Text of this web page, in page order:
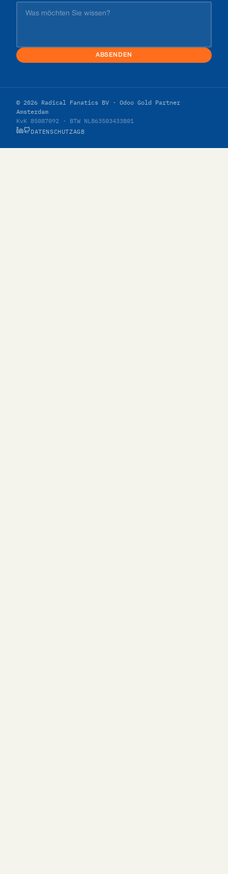
ABSENDEN
© 2026 Radical Fanatics BV · Odoo Gold Partner
Amsterdam
KvK 85087092 · BTW NL863503433B01
DATENSCHUTZAGB